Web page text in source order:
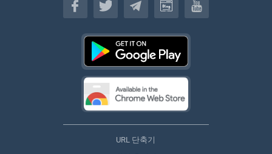
URL 단축기